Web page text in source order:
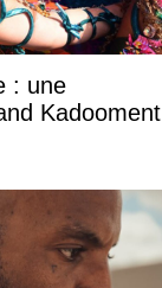
: une
Kadooment